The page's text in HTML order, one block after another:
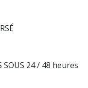
SOUS 24 / 48 heures